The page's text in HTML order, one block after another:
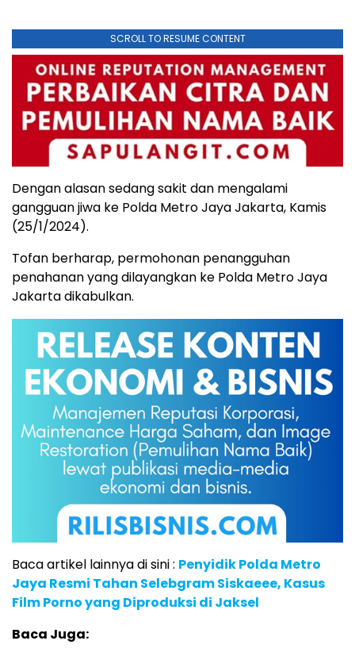
SCROLL TO RESUME CONTENT
Dengan alasan sedang sakit dan mengalami
gangguan jiwa ke Polda Metro Jaya Jakarta, Kamis
(25/1/2024).
Tofan berharap, permohonan penangguhan
penahanan yang dilayangkan ke Polda Metro Jaya
Jakarta dikabulkan.
Baca artikel lainnya di sini : Penyidik Polda Metro
Jaya Resmi Tahan Selebgram Siskaeee, Kasus
Film Porno yang Diproduksi di Jaksel
Baca Juga: